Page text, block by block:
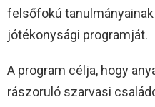
felsőfokú
jótékonysági programját.
A program célja, hogy
rászoruló szarvasi